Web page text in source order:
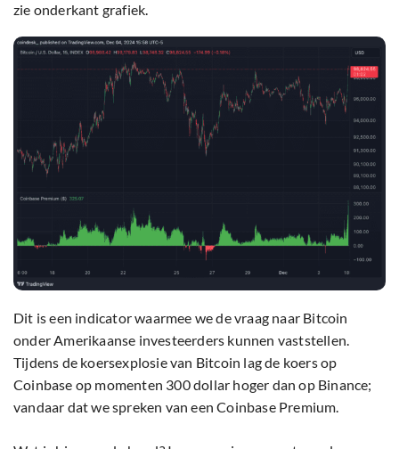
zie onderkant grafiek.
Dit is een indicator waarmee we de vraag naar Bitcoin
onder Amerikaanse investeerders kunnen vaststellen.
Tijdens de koersexplosie van Bitcoin lag de koers op
Coinbase op momenten 300 dollar hoger dan op Binance;
vandaar dat we spreken van een Coinbase Premium.